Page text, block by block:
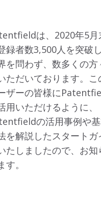
は、 2020年5
録者数3,500人を突破
を問わず、数多くの方
ただいております。こ
ザーの皆様に
用いただけるように、
の活用事例や
を解説したスタートガ
たしましたので、お知
す。